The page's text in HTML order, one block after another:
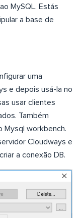
MySQL. Estás
a base de
uma
e depois usá-la no
usar clientes
Também
Mysql workbench.
Cloudways e
a conexão DB.